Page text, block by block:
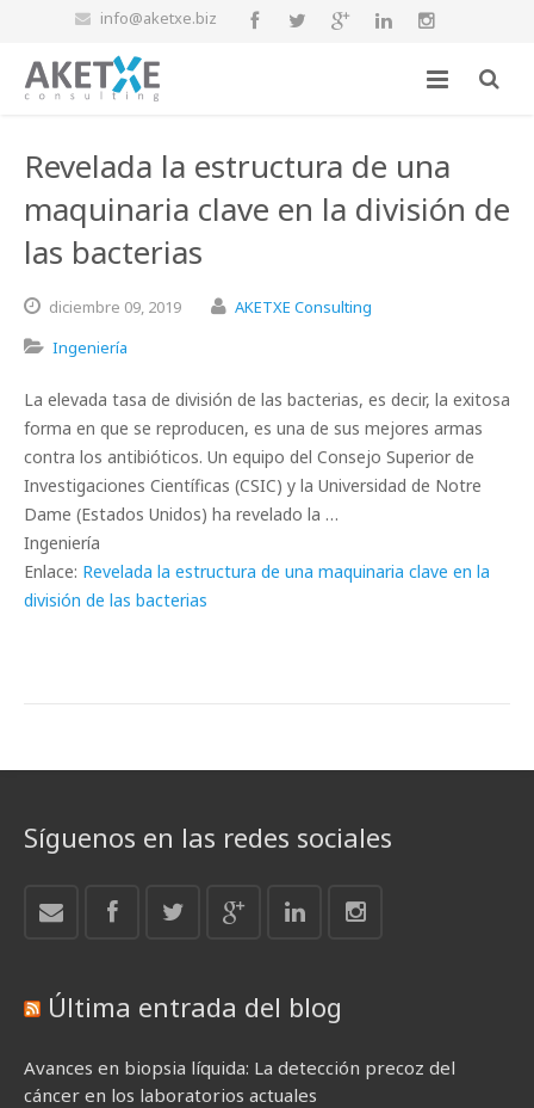
info@aketxe.biz
Revelada la estructura de una
maquinaria clave en la división de
las bacterias
diciembre 09, 2019
AKETXE Consulting
Ingeniería
La elevada tasa de división de las bacterias, es decir, la exitosa
forma en que se reproducen, es una de sus mejores armas
contra los antibióticos. Un equipo del Consejo Superior de
Investigaciones Científicas (CSIC) y la Universidad de Notre
Dame (Estados Unidos) ha revelado la …
Ingeniería
Enlace: Revelada la estructura de una maquinaria clave en la
división de las bacterias
Síguenos en las redes sociales
Última entrada del blog
Avances en biopsia líquida: La detección precoz del
cáncer en los laboratorios actuales